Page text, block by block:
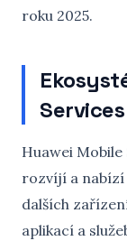
roku 2025.
Services
Huawei Mobile
rozvíjí a
dalších
aplikací a